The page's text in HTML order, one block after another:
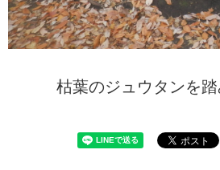
枯葉のジュウタンを踏